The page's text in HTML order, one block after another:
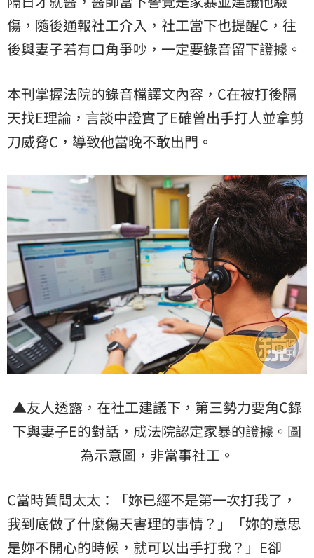
傷，隨後通報社工介入，社工當下也提醒C，往
後與妻子若有口角爭吵，一定要錄音留下證據。
本刊掌握法院的錄音檔譯文內容，C在被打後隔
天找E理論，言談中證實了E確曾出手打人並拿剪
刀威脅C，導致他當晚不敢出門。
▲友人透露，在社工建議下，第三勢力要角C錄
下與妻子E的對話，成法院認定家暴的證據。圖
為示意圖，非當事社工。
C當時質問太太：「妳已經不是第一次打我了，
我到底做了什麼傷天害理的事情？」「妳的意思
是妳不開心的時候，就可以出手打我？」E卻